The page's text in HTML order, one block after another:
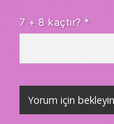
7 + 8 kaçtır? *